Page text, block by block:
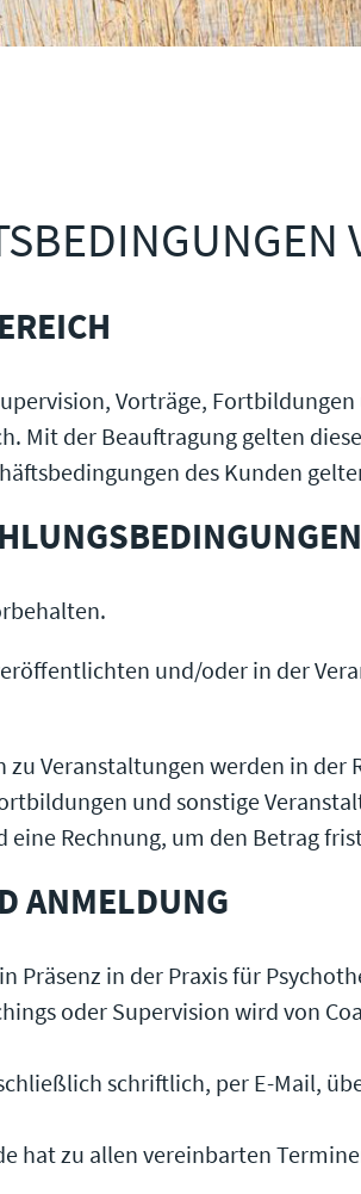
Vorträge,
Mit der Beauftragung gelten
des Kunden
und/oder in der
Veranstaltungen werden in
und sonstige
Rechnung, um den Betrag
ANMELDUNG
Präsenz in der Praxis für
oder Supervision wird von
schriftlich, per E-Mail,
hat zu allen vereinbarten